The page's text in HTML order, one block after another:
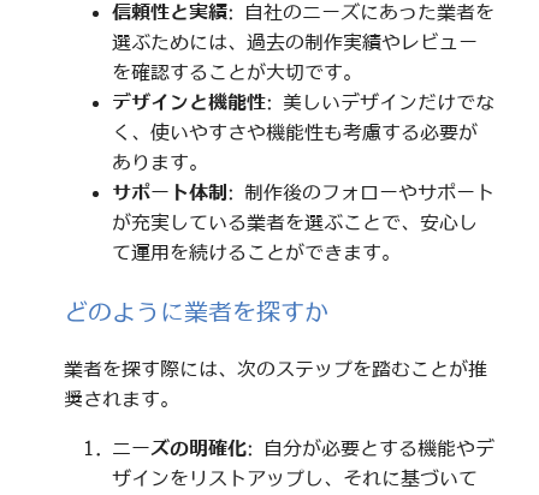
信頼性と実績: 自社のニーズにあった業者を
選ぶためには、過去の制作実績やレビュー
を確認することが大切です。
デザインと機能性: 美しいデザインだけでな
く、使いやすさや機能性も考慮する必要が
あります。
サポート体制 : 制作後のフォローやサポート
が充実している業者を選ぶことで、安心し
て運用を続けることができます。
どのように業者を探すか
業者を探す際には、次のステップを踏むことが推
奨されます。
ニーズの明確化: 自分が必要とする機能やデ
ザインをリストアップし、それに基づいて